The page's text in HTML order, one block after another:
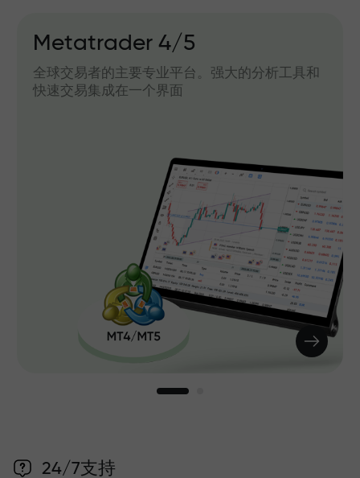
Metatrader 4/5
全球交易者的主要专业平台。强大的分析工具和
快速交易集成在一个界面
24/7支持